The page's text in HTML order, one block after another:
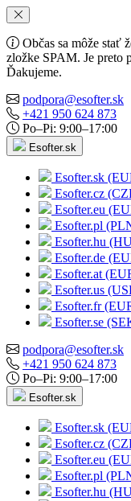
Občas sa môže stať
zložke SPAM. Je preto
Ďakujeme.
podpora@esofter.sk
+421 950 624 873
Po–Pi: 9:00–17:00
Esofter.sk
Esofter.sk
Esofter.cz
Esofter.eu
Esofter.pl
Esofter.hu
Esofter.de
Esofter.at
Esofter.us
Esofter.fr
Esofter.se
podpora@esofter.sk
+421 950 624 873
Po–Pi: 9:00–17:00
Esofter.sk
Esofter.sk
Esofter.cz
Esofter.eu
Esofter.pl
Esofter.hu